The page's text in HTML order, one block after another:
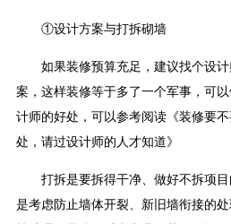
①设计方案与打拆砌墙
如果装修预算充足，建议找个设
案，这样装修等于多了一个军事，可
计师的好处，可以参考阅读《装修要
处，请过设计师的人才知道》
打拆是要拆得干净、做好不拆项
是考虑防止墙体开裂、新旧墙衔接的